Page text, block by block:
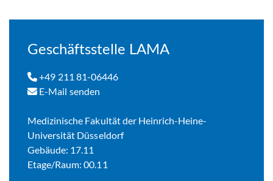
Geschäftsstelle LAMA
+49 211 81-06446
E-Mail senden
Medizinische Fakultät der Heinrich-Heine-
Universität Düsseldorf
Gebäude: 17.11
Etage/Raum: 00.11